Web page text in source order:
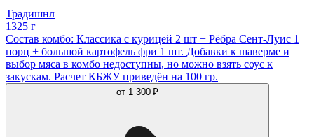
Традишнл
1325 г
Состав комбо: Классика с курицей 2 шт + Рёбра Сент-Луис 1
порц + большой картофель фри 1 шт. Добавки к шаверме и
выбор мяса в комбо недоступны, но можно взять соус к
закускам. Расчет КБЖУ приведён на 100 гр.
от 1 300 ₽